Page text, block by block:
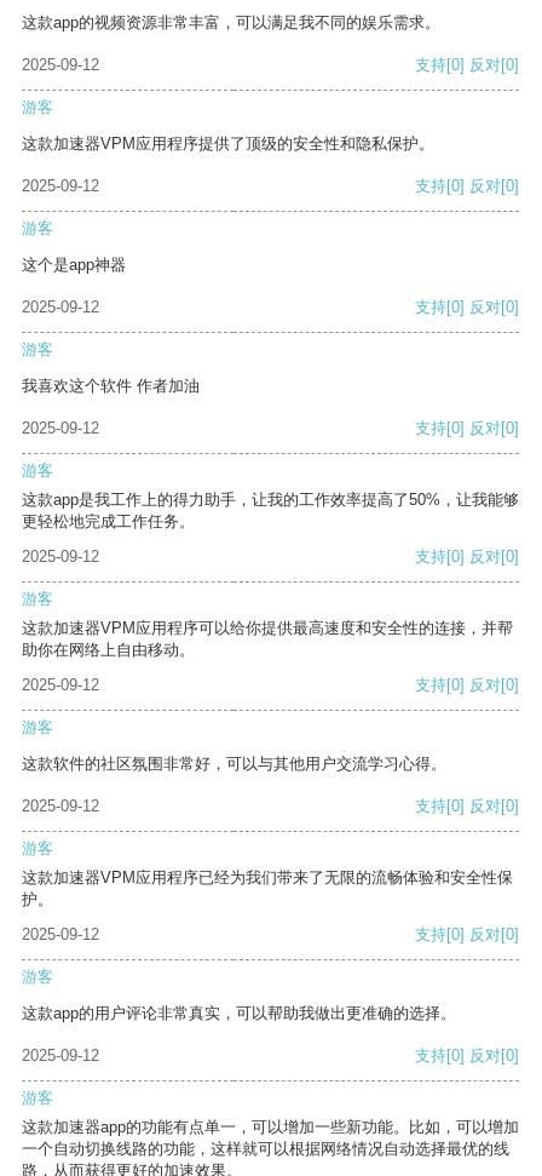
这款app的视频资源非常丰富，可以满足我不同的娱乐需求。
2025-09-12 支持[0] 反对[0]
游客
这款加速器VPM应用程序提供了顶级的安全性和隐私保护。
2025-09-12 支持[0] 反对[0]
游客
这个是app神器
2025-09-12 支持[0] 反对[0]
游客
我喜欢这个软件 作者加油
2025-09-12 支持[0] 反对[0]
游客
这款app是我工作上的得力助手，让我的工作效率提高了50%，让我能够
更轻松地完成工作任务。
2025-09-12
支持[0] 反对[0]
游客
这款加速器VPM应用程序可以给你提供最高速度和安全性的连接，并帮
助你在网络上自由移动。
2025-09-12
支持[0] 反对[0]
游客
这款软件的社区氛围非常好，可以与其他用户交流学习心得。
2025-09-12 支持[0] 反对[0]
游客
这款加速器VPM应用程序已经为我们带来了无限的流畅体验和安全性保
护。
2025-09-12
支持[0] 反对[0]
游客
这款app的用户评论非常真实，可以帮助我做出更准确的选择。
2025-09-12 支持[0] 反对[0]
游客
这款加速器app的功能有点单一，可以增加一些新功能。比如，可以增加
一个自动切换线路的功能，这样就可以根据网络情况自动选择最优的线
路，从而获得更好的加速效果。